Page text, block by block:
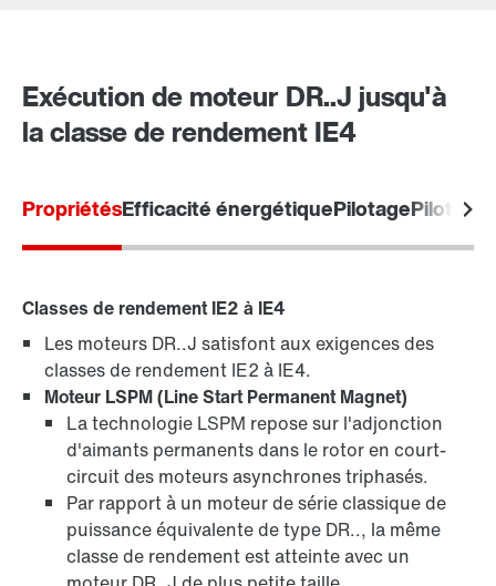
En savoir plus
Freins BE..
Exécution de moteur DR..J jusqu'à
la classe de rendement IE4
PropriétésEfficacité énergétiquePilotagePilotage
Classes de rendement IE2 à IE4
Les moteurs DR..J satisfont aux exigences des
classes de rendement IE2 à IE4.
Moteur LSPM (Line Start Permanent Magnet)
La technologie LSPM repose sur l'adjonction
d'aimants permanents dans le rotor en court-
circuit des moteurs asynchrones triphasés.
Par rapport à un moteur de série classique de
puissance équivalente de type DR.., la même
classe de rendement est atteinte avec un